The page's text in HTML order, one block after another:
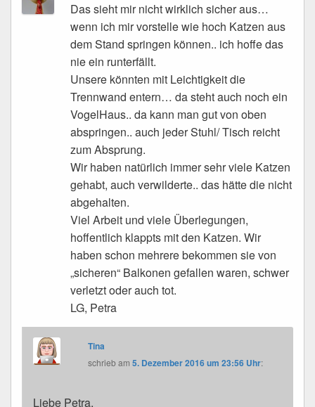
Das sieht mir nicht wirklich sicher aus…
wenn ich mir vorstelle wie hoch Katzen aus
dem Stand springen können.. ich hoffe das
nie ein runterfällt.
Unsere könnten mit Leichtigkeit die
Trennwand entern… da steht auch noch ein
VogelHaus.. da kann man gut von oben
abspringen.. auch jeder Stuhl/ Tisch reicht
zum Absprung.
Wir haben natürlich immer sehr viele Katzen
gehabt, auch verwilderte.. das hätte die nicht
abgehalten.
Viel Arbeit und viele Überlegungen,
hoffentlich klappts mit den Katzen. Wir
haben schon mehrere bekommen sie von
„sicheren“ Balkonen gefallen waren, schwer
verletzt oder auch tot.
LG, Petra
Tina
schriebam5. Dezember 2016 um 23:56 Uhr:
Liebe Petra,